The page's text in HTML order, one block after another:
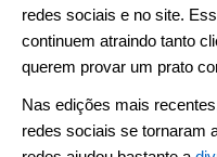
redes sociais e no site.
continuem atraindo tanto
querem provar um prato
Nas edições mais
redes sociais se tornaram